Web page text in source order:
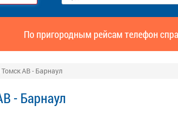
По пригородным рейсам телефон
АВ - Барнаул
- Барнаул